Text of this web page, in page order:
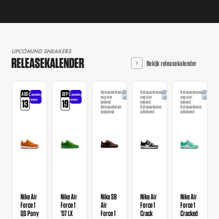
UPCOMING SNEAKERS
RELEASEKALENDER Bekijk releasekalender
AUG
13
Coming
soon
Nike Air
Force 1
QS Pony
SEP
19
Coming
soon
Nike Air
Force 1
'07 LX
Releasedatum
nog niet
bekend
Releasedatum
onbekend
Aangekondigd
Nike SB
Air
Force 1
Releasedatum
nog niet
bekend
Releasedatum
onbekend
Aangekondigd
Nike Air
Force 1
Crack
Releasedatum
nog niet
bekend
Releasedatum
onbekend
Nike Air
Force 1
Cracked